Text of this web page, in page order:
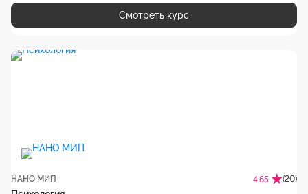
Смотреть курс
НАНО МИП 4.65 (20)